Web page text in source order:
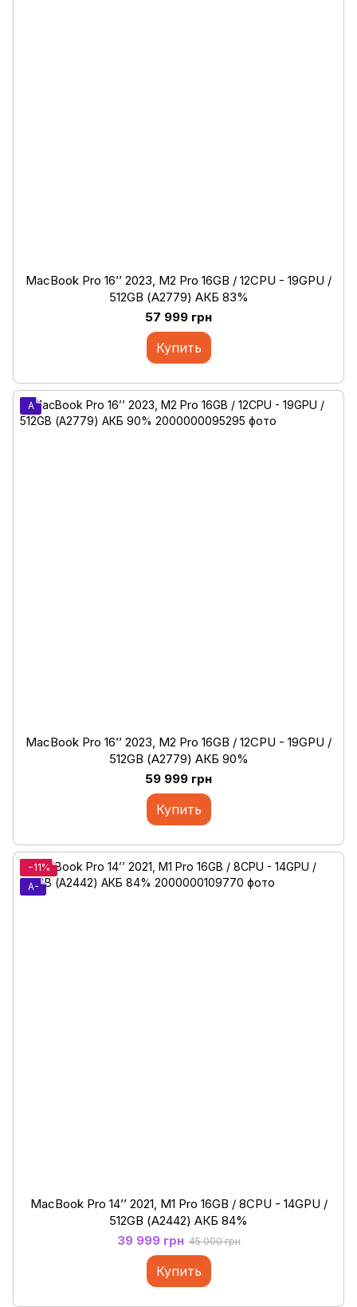
MacBook Pro 16’’ 2023, M2 Pro 16GB / 12CPU - 19GPU /
512GB (А2779) АКБ 83%
57 999 грн
Купить
A
MacBook Pro 16’’ 2023, M2 Pro 16GB / 12CPU - 19GPU /
512GB (А2779) АКБ 90%
59 999 грн
Купить
−11%
A-
MacBook Pro 14’’ 2021, M1 Pro 16GB / 8CPU - 14GPU /
512GB (А2442) АКБ 84%
39 999 грн 45 000 грн
Купить